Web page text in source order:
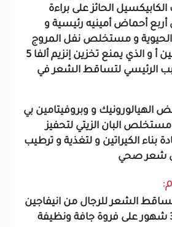
الحائز على براءة
أربع أحماض أمينيه رئيسية و
الحيوية و مستخلص نفل المروج
الغني بمركز البيوكانين أ و الذي يمنع تخزين إنزيم ألفا 5
الرئيسي لتساقط الشعر في
الهيالورونيك و وبروفيتامين بي
بي 5) و مستخلص البان الزيتي لتحفيز
بناء الكيراتين و لتغذية و ترطيب
شعر صحي
الشعر للرجال من انيفاجين
يوم بعد يوم لمدة 3 شهور على فروة جافة ونظيفة